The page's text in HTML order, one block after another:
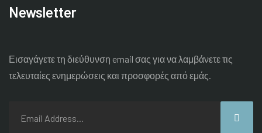
Newsletter
Εισαγάγετε τη διεύθυνση email σας για να λαμβάνετε τις
τελευταίες ενημερώσεις και προσφορές από εμάς.